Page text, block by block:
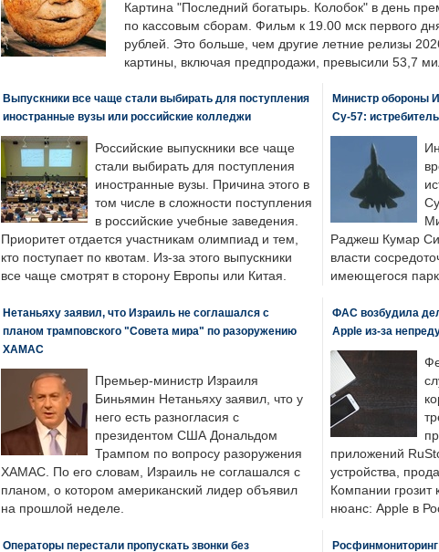
Картина "Последний богатырь. Колобок" в день
по кассовым сборам. Фильм к 19.00 мск первого
рублей. Это больше, чем другие летние релизы
картины, включая предпродажи, превысили 53,7
Выпускники все чаще стали выбирать для поступления
иностранные вузы или российские колледжи
Российские выпускники все чаще
стали выбирать для поступления
иностранные вузы. Причина этого в
том числе в сложности поступления
в российские учебные заведения.
Приоритет отдается участникам олимпиад и тем,
кто поступает по квотам. Из-за этого выпускники
все чаще смотрят в сторону Европы или Китая.
Министр обороны
Су-57:
Раджеш Кумар
власти
имеющегося
Нетаньяху заявил, что Израиль не соглашался с
планом трамповского "Совета мира" по разоружению
ХАМАС
Премьер-министр Израиля
Биньямин Нетаньяху заявил, что у
него есть разногласия с
президентом США Дональдом
Трампом по вопросу разоружения
ХАМАС. По его словам, Израиль не соглашался с
планом, о котором американский лидер объявил
на прошлой неделе.
ФАС возбудила
Apple из-за
приложений
устройства,
Компании грозит
нюанс: Apple в
Операторы перестали пропускать звонки без